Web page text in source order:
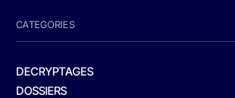
CATEGORIES
DECRYPTAGES
DOSSIERS